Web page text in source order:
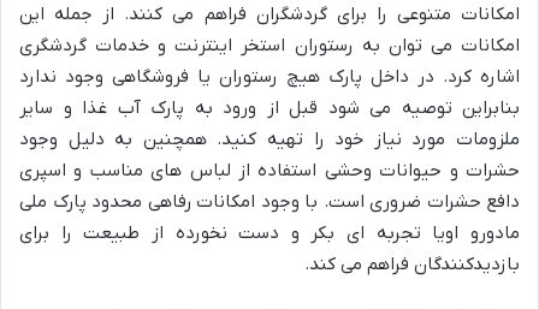
امکانات متنوعی را برای گردشگران فراهم می کنند. از جمله این
امکانات می توان به رستوران استخر اینترنت و خدمات گردشگری
اشاره کرد. در داخل پارک هیچ رستوران یا فروشگاهی وجود ندارد
بنابراین توصیه می شود قبل از ورود به پارک آب غذا و سایر
ملزومات مورد نیاز خود را تهیه کنید. همچنین به دلیل وجود
حشرات و حیوانات وحشی استفاده از لباس های مناسب و اسپری
دافع حشرات ضروری است. با وجود امکانات رفاهی محدود پارک ملی
مادورو اویا تجربه ای بکر و دست نخورده از طبیعت را برای
بازدیدکنندگان فراهم می کند.